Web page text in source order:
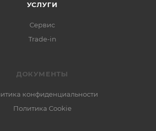
УСЛУГИ
Сервис
Trade-in
ДОКУМЕНТЫ
конфиденциальности
Политика Cookie